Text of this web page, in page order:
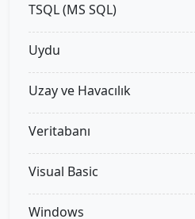
TSQL (MS SQL)
Uydu
Uzay ve Havacılık
Veritabanı
Visual Basic
Windows